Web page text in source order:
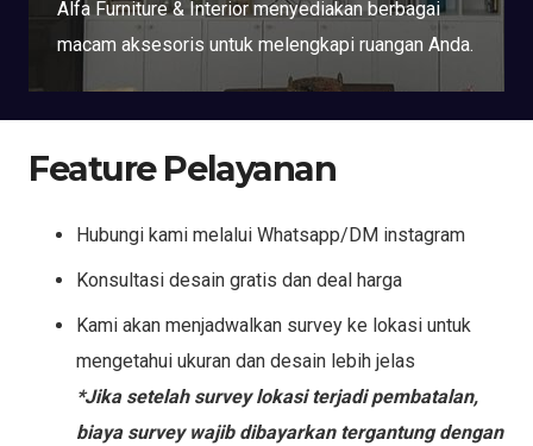
Alfa Furniture & Interior menyediakan berbagai
macam aksesoris untuk melengkapi ruangan Anda.
Feature Pelayanan
Hubungi kami melalui Whatsapp/DM instagram
Konsultasi desain gratis dan deal harga
Kami akan menjadwalkan survey ke lokasi untuk
mengetahui ukuran dan desain lebih jelas
*Jika setelah survey lokasi terjadi pembatalan,
biaya survey wajib dibayarkan tergantung dengan